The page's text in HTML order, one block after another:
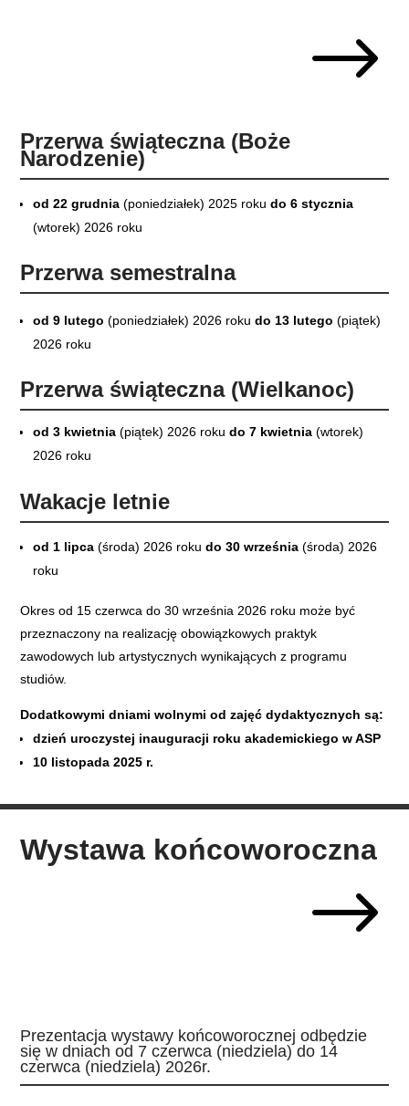
$
Przerwa świąteczna (Boże
Narodzenie)
od 22 grudnia (poniedziałek) 2025 rokudo 6 stycznia
(wtorek) 2026 roku
Przerwa semestralna
od 9 lutego (poniedziałek) 2026 rokudo 13 lutego (piątek)
2026 roku
Przerwa świąteczna (Wielkanoc)
od 3 kwietnia (piątek) 2026 rokudo 7 kwietnia (wtorek)
2026 roku
Wakacje letnie
od 1 lipca (środa) 2026 rokudo 30 września (środa) 2026
roku
Okres od 15 czerwca do 30 września 2026 roku może być
przeznaczony na realizację obowiązkowych praktyk
zawodowych lub artystycznych wynikających z programu
studiów.
Dodatkowymi dniami wolnymi od zajęć dydaktycznych są:
dzień uroczystej inauguracji roku akademickiego w ASP
10 listopada 2025 r.
Wystawa końcoworoczna
$
Prezentacja wystawy końcoworocznej odbędzie
się w dniach od 7 czerwca (niedziela) do 14
czerwca (niedziela) 2026r.